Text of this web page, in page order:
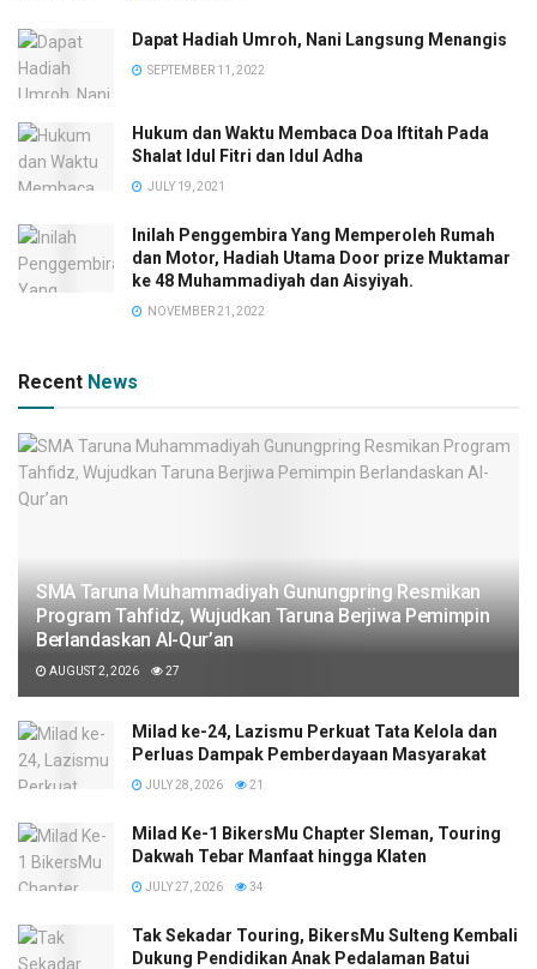
Dapat Hadiah Umroh, Nani Langsung Menangis
SEPTEMBER 11, 2022
Hukum dan Waktu Membaca Doa Iftitah Pada
Shalat Idul Fitri dan Idul Adha
JULY 19, 2021
Inilah Penggembira Yang Memperoleh Rumah
dan Motor, Hadiah Utama Door prize Muktamar
ke 48 Muhammadiyah dan Aisyiyah.
NOVEMBER 21, 2022
Recent News
SMA Taruna Muhammadiyah Gunungpring Resmikan
Program Tahfidz, Wujudkan Taruna Berjiwa Pemimpin
Berlandaskan Al-Qur’an
AUGUST 2, 2026 27
Milad ke-24, Lazismu Perkuat Tata Kelola dan
Perluas Dampak Pemberdayaan Masyarakat
JULY 28, 2026 21
Milad Ke-1 BikersMu Chapter Sleman, Touring
Dakwah Tebar Manfaat hingga Klaten
JULY 27, 2026 34
Tak Sekadar Touring, BikersMu Sulteng Kembali
Dukung Pendidikan Anak Pedalaman Batui